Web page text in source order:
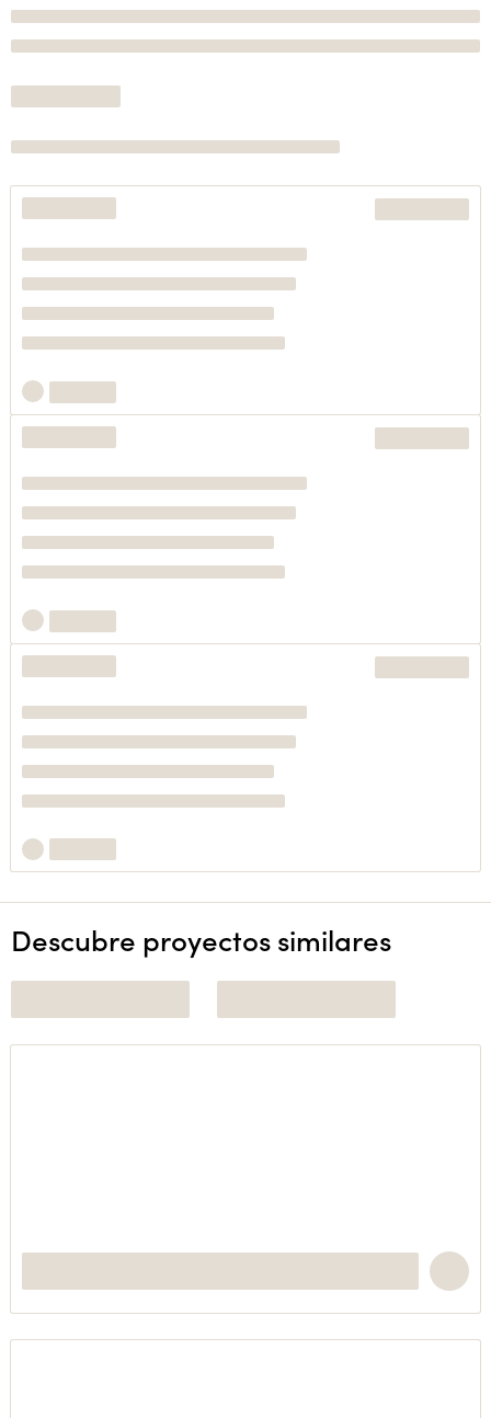
Descubre proyectos similares